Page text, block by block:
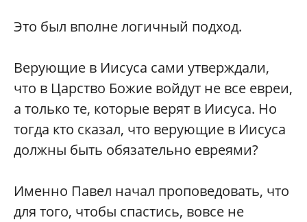
Это был вполне логичный подход.
Верующие в Иисуса сами утверждали,
что в Царство Божие войдут не все евреи,
а только те, которые верят в Иисуса. Но
тогда кто сказал, что верующие в Иисуса
должны быть обязательно евреями?
Именно Павел начал проповедовать, что
для того, чтобы спастись, вовсе не